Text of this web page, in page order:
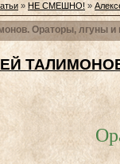
» НЕ СМЕШНО! »
Ораторы, лгуны и